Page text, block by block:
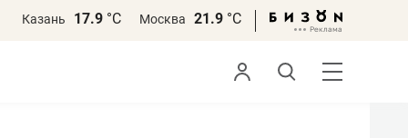
Казань 17.9 °С Москва 21.9 °С